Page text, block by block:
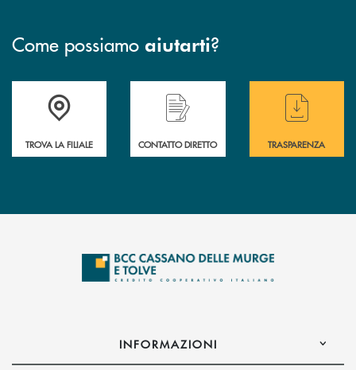
Come possiamo aiutarti?
Accedi all' elenco completo delle filiali
TROVA LA FILIALE
Hai bisogno di assistenza immediata ?
CONTATTO DIRETTO
Hai bisogno di
TRASPARENZA
INFORMAZIONI